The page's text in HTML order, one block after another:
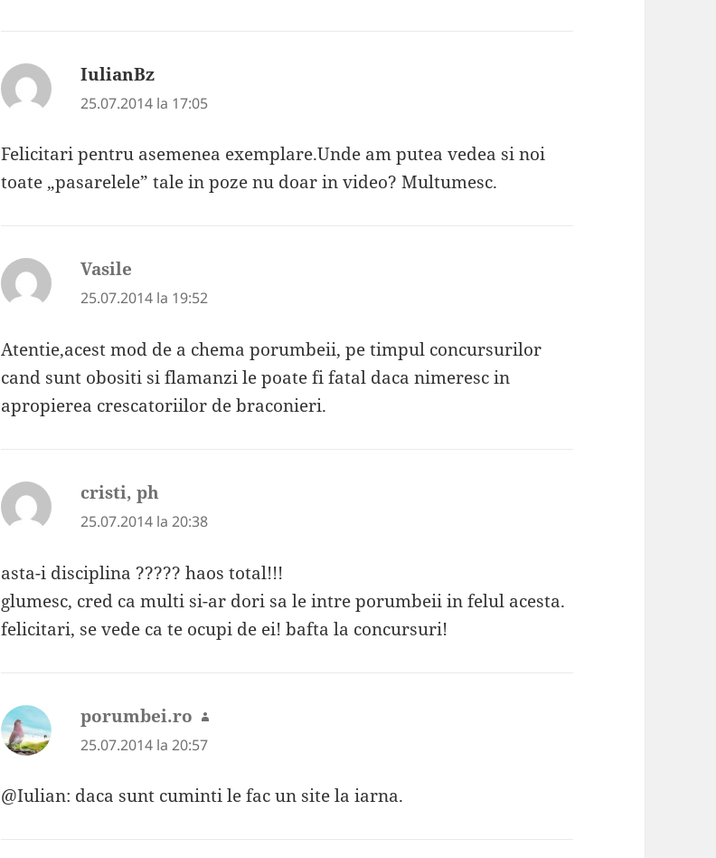
IulianBz
25.07.2014 la 17:05
Felicitari pentru asemenea exemplare.Unde am putea vedea si noi
toate „pasarelele” tale in poze nu doar in video? Multumesc.
Vasile
25.07.2014 la 19:52
Atentie,acest mod de a chema porumbeii, pe timpul concursurilor
cand sunt obositi si flamanzi le poate fi fatal daca nimeresc in
apropierea crescatoriilor de braconieri.
cristi, ph
25.07.2014 la 20:38
asta-i disciplina ????? haos total!!!
glumesc, cred ca multi si-ar dori sa le intre porumbeii in felul acesta.
felicitari, se vede ca te ocupi de ei! bafta la concursuri!
porumbei.ro spune:
25.07.2014 la 20:57
@Iulian: daca sunt cuminti le fac un site la iarna.